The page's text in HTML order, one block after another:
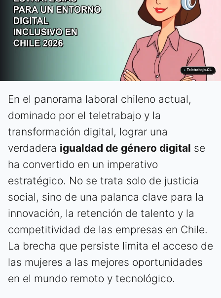
En el panorama laboral chileno actual,
dominado por el teletrabajo y la
transformación digital, lograr una
verdadera igualdad de género digital se
ha convertido en un imperativo
estratégico. No se trata solo de justicia
social, sino de una palanca clave para la
innovación, la retención de talento y la
competitividad de las empresas en Chile.
La brecha que persiste limita el acceso de
las mujeres a las mejores oportunidades
en el mundo remoto y tecnológico.